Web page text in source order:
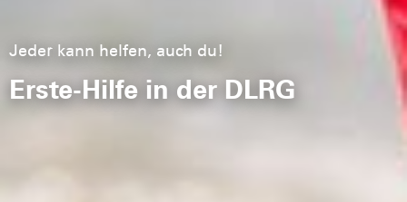
Jeder kann helfen, auch du!
Erste-Hilfe in der DLRG